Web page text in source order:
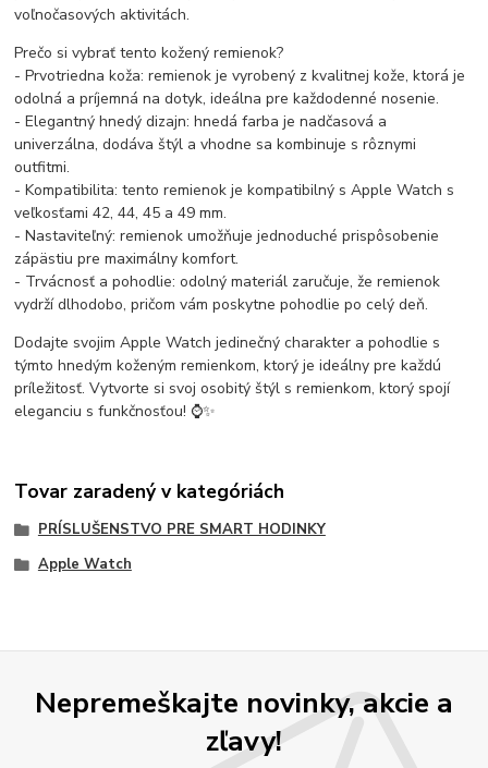
voľnočasových aktivitách.
Prečo si vybrať tento kožený remienok?
- Prvotriedna koža: remienok je vyrobený z kvalitnej kože, ktorá je
odolná a príjemná na dotyk, ideálna pre každodenné nosenie.
- Elegantný hnedý dizajn: hnedá farba je nadčasová a
univerzálna, dodáva štýl a vhodne sa kombinuje s rôznymi
outfitmi.
- Kompatibilita: tento remienok je kompatibilný s Apple Watch s
veľkosťami 42, 44, 45 a 49 mm.
- Nastaviteľný: remienok umožňuje jednoduché prispôsobenie
zápästiu pre maximálny komfort.
- Trvácnosť a pohodlie: odolný materiál zaručuje, že remienok
vydrží dlhodobo, pričom vám poskytne pohodlie po celý deň.
Dodajte svojim Apple Watch jedinečný charakter a pohodlie s
týmto hnedým koženým remienkom, ktorý je ideálny pre každú
príležitosť. Vytvorte si svoj osobitý štýl s remienkom, ktorý spojí
eleganciu s funkčnosťou! ⌚✨
Tovar zaradený v kategóriách
PRÍSLUŠENSTVO PRE SMART HODINKY
Apple Watch
Nepremeškajte novinky, akcie a
zľavy!